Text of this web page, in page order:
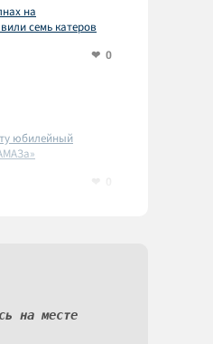
на
семь катеров
0
юбилейный
на месте